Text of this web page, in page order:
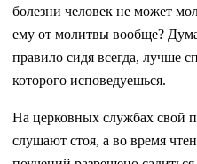
болезни человек не может
ему от молитвы вообще?
правило сидя всегда, лучше
которого исповедуешься.
На церковных службах свой
слушают стоя, а во время